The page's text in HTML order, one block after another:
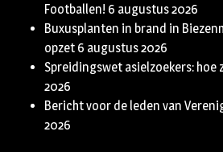
Footballen! 6 augustus 2026
Buxusplanten in brand in
opzet 6 augustus 2026
Spreidingswet asielzoekers: hoe
2026
Bericht voor de leden van
2026